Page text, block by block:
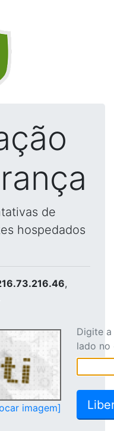
de
hospedados
,
imagem]
Digite
lado no